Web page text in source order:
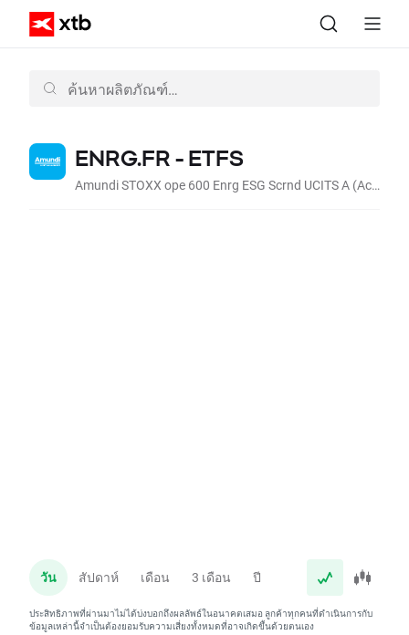
ENRG.FR - ETFS
Amundi STOXX ope 600 Enrg ESG Scrnd UCITS A (Acc, EUR)
วัน สัปดาห์ เดือน 3 เดือน ปี
ประสิทธิภาพที่ผ่านมาไม่ได้บ่งบอกถึงผลลัพธ์ในอนาคตเสมอ ลูกค้าทุกคนที่ดำเนินการกับ
ข้อมูลเหล่านี้จำเป็นต้องยอมรับความเสี่ยงทั้งหมดที่อาจเกิดขึ้นด้วยตนเอง